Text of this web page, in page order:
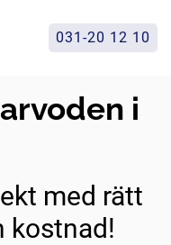
031-20 12 10
i
med rätt
kostnad!